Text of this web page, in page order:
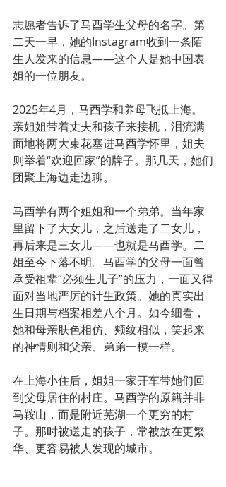
志愿者告诉了马酉学生父母的名字。第
二天一早，她的Instagram收到一条陌
生人发来的信息——这个人是她中国表
姐的一位朋友。
2025年4月，马酉学和养母飞抵上海。
亲姐姐带着丈夫和孩子来接机，泪流满
面地将两大束花塞进马酉学怀里，姐夫
则举着“欢迎回家”的牌子。那几天，她们
团聚上海边走边聊。
马酉学有两个姐姐和一个弟弟。当年家
里留下了大女儿，之后送走了二女儿，
再后来是三女儿——也就是马酉学。二
姐至今下落不明。马酉学的父母一面曾
承受祖辈“必须生儿子”的压力，一面又得
面对当地严厉的计生政策。她的真实出
生日期与档案相差八个月。如今细看，
她和母亲肤色相仿、颊纹相似，笑起来
的神情则和父亲、弟弟一模一样。
在上海小住后，姐姐一家开车带她们回
到父母居住的村庄。马酉学的原籍并非
马鞍山，而是附近芜湖一个更穷的村
子。那时被送走的孩子，常被放在更繁
华、更容易被人发现的城市。